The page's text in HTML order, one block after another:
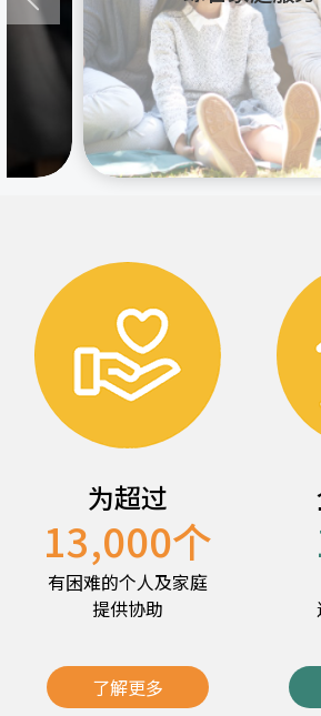
为超过
13,000个
有困难的个人及家庭
提供协助
了解更多